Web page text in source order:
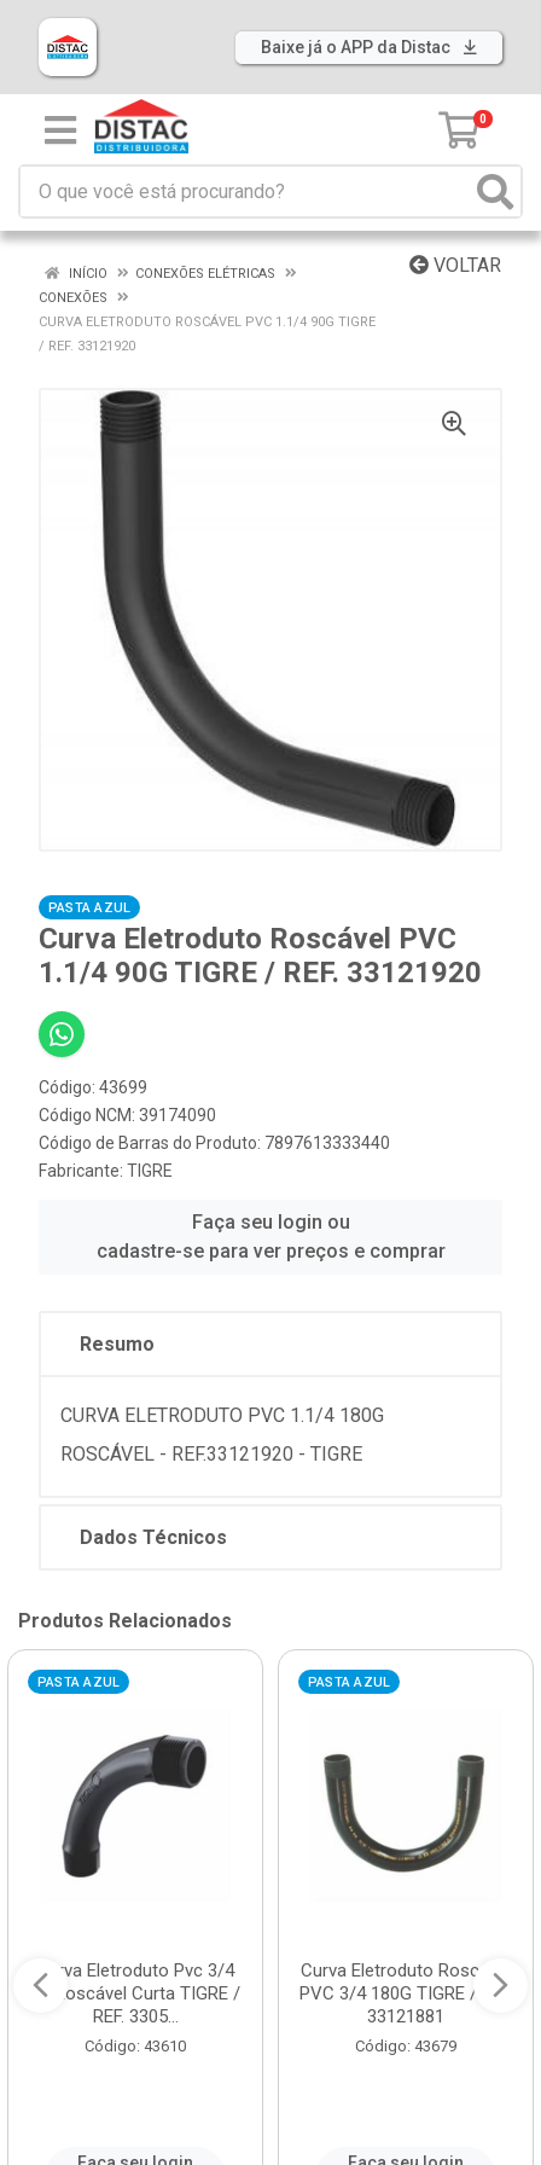
Baixe já o APP da Distac
0
VOLTAR
INÍCIO
CONEXÕES ELÉTRICAS
CONEXÕES
CURVA ELETRODUTO ROSCÁVEL PVC 1.1/4 90G TIGRE
/ REF. 33121920
PASTA AZUL
Curva Eletroduto Roscável PVC
1.1/4 90G TIGRE / REF. 33121920
Código: 43699
Código NCM: 39174090
Código de Barras do Produto: 7897613333440
Fabricante: TIGRE
Faça seu login ou
cadastre-se para ver preços e comprar
Resumo
CURVA ELETRODUTO PVC 1.1/4 180G
ROSCÁVEL - REF.33121920 - TIGRE
Dados Técnicos
Produtos Relacionados
PASTA AZUL
Curva Eletroduto Pvc 3/4
90 Roscável Curta TIGRE /
REF. 3305...
Código: 43610
PASTA AZUL
Curva Eletroduto Roscável
PVC 3/4 180G TIGRE / REF.
33121881
Código: 43679